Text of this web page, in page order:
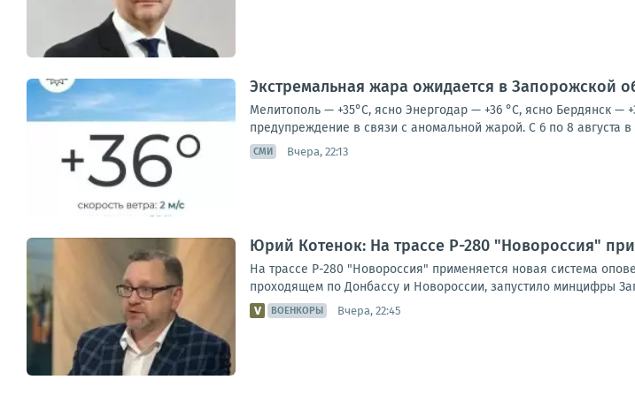
Экстремальная жара ожидается в Запорожской
Мелитополь — +35°С, ясно Энергодар — +36 °С, ясно Бердянск
предупреждение в связи с аномальной жарой. С 6 по 8 августа
СМИ Вчера, 22:13
Юрий Котенок: На трассе Р-280 "Новороссия"
На трассе Р-280 "Новороссия" применяется новая система
проходящем по Донбассу и Новороссии, запустило минцифры
ВОЕНКОРЫ Вчера, 22:45